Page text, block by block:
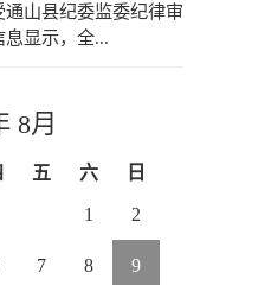
山县纪委监委纪律审
显示，全...
8月
五 六 日
1 2
7 8 9